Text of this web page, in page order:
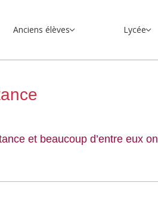
Anciens élèves Lycée
et beaucoup d’entre eux